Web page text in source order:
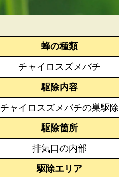
蜂の種類
チャイロスズメバチ
駆除内容
チャイロスズメバチの巣駆除
駆除箇所
排気口の内部
駆除エリア